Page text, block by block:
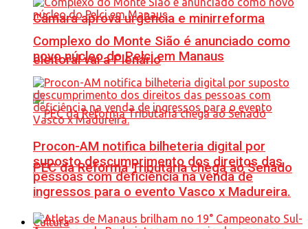
Câmara aprova urgência e minirreforma
eleitoral vai a Plenário
PEC da Reforma Tributária chega ao Senado
Cultura
Complexo do Monte Sião é anunciado como
novo núcleo do Pelci em Manaus
Procon-AM notifica bilheteria digital por
suposto descumprimento dos direitos das
pessoas com deficiência na venda de
ingressos para o evento Vasco x Madureira.